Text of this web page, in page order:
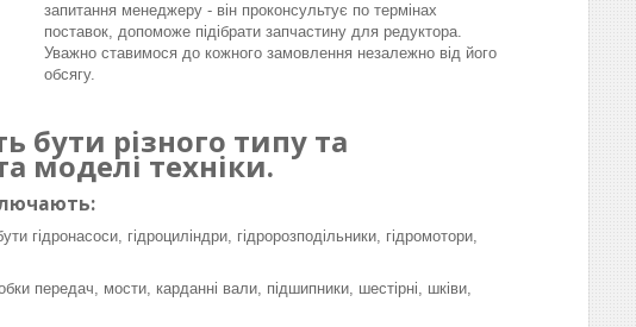
запитання менеджеру - він проконсультує по термінах
поставок, допоможе підібрати запчастину для редуктора.
Уважно ставимося до кожного замовлення незалежно від його
обсягу.
бути різного типу та
моделі техніки.
гідронасоси, гідроциліндри, гідророзподільники, гідромотори,
передач, мости, карданні вали, підшипники, шестірні, шківи,